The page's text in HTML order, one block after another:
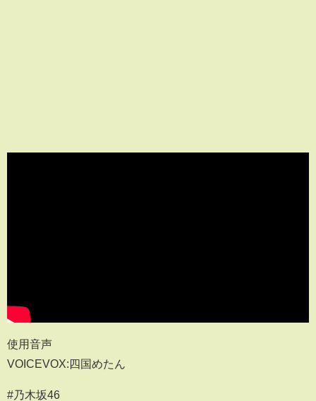
使用音声
VOICEVOX:四国めたん
#乃木坂46